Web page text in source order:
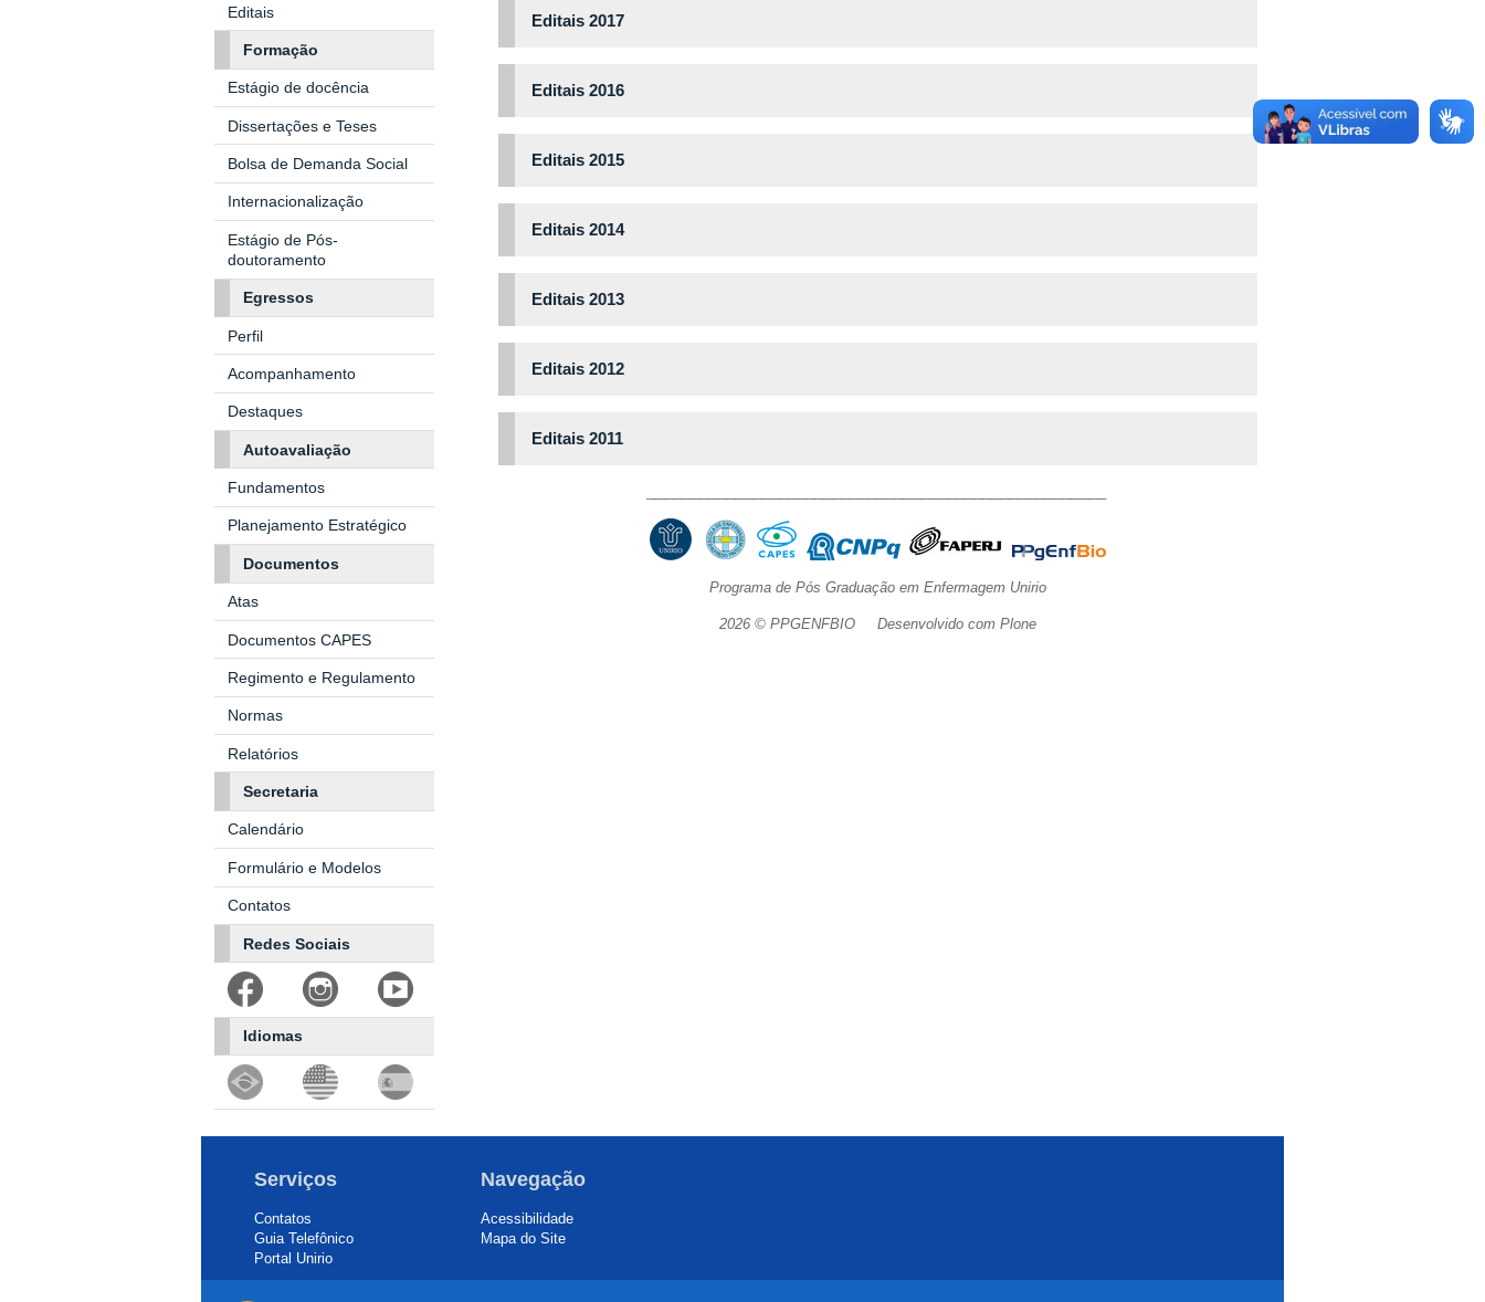
Editais 2017
Editais 2016
Editais 2015
Editais 2014
Editais 2013
Editais 2012
Editais 2011
Programa de Pós Graduação em Enfermagem Unirio
2026 © PPGENFBIO Desenvolvido com Plone
Editais
Formação
Estágio de docência
Dissertações e Teses
Bolsa de Demanda Social
Internacionalização
Estágio de Pós-
doutoramento
Egressos
Perfil
Acompanhamento
Destaques
Autoavaliação
Fundamentos
Planejamento Estratégico
Documentos
Atas
Documentos CAPES
Regimento e Regulamento
Normas
Relatórios
Secretaria
Calendário
Formulário e Modelos
Contatos
Redes Sociais
Idiomas
Serviços
Contatos
Guia Telefônico
Portal Unirio
Navegação
Acessibilidade
Mapa do Site